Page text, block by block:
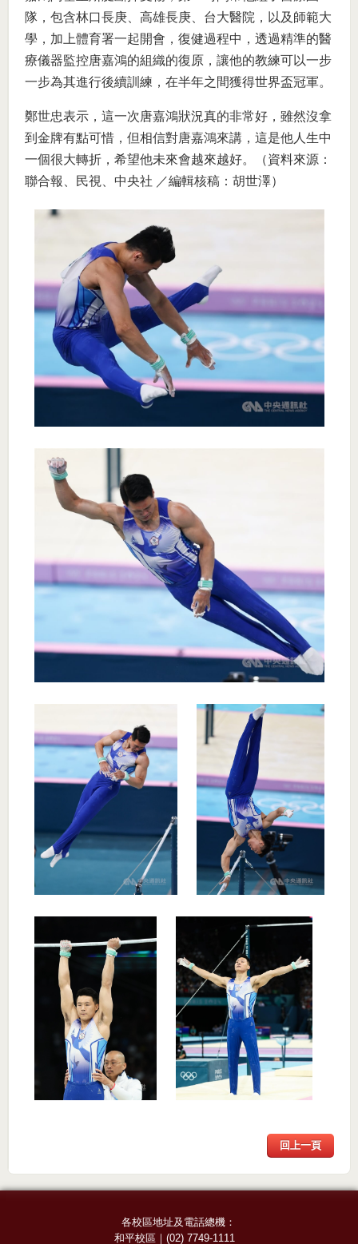
隊，包含林口長庚、高雄長庚、台大醫院，以及師範大
學，加上體育署一起開會，復健過程中，透過精準的醫
療儀器監控唐嘉鴻的組織的復原，讓他的教練可以一步
一步為其進行後續訓練，在半年之間獲得世界盃冠軍。
鄭世忠表示，這一次唐嘉鴻狀況真的非常好，雖然沒拿
到金牌有點可惜，但相信對唐嘉鴻來講，這是他人生中
一個很大轉折，希望他未來會越來越好。（資料來源：
聯合報、民視、中央社 ／編輯核稿：胡世澤）
回上一頁
各校區地址及電話總機：
和平校區 ｜(02) 7749-1111